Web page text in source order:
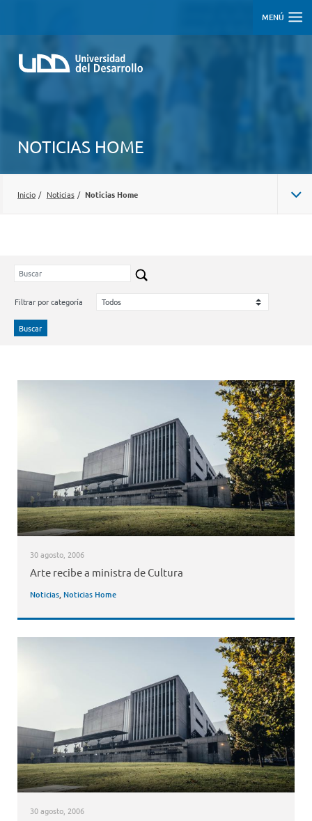
MENÚ
NOTICIAS HOME
Inicio / Noticias / Noticias Home
Filtrar por categoría
Buscar
30 agosto, 2006
Arte recibe a ministra de Cultura
Noticias, Noticias Home
30 agosto, 2006